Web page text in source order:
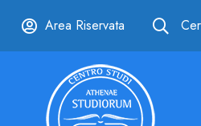
Area Riservata